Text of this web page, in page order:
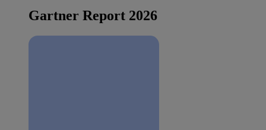
Gartner Report 2026